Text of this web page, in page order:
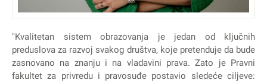
"Kvalitetan sistem obrazovanja je jedan od ključnih
preduslova za razvoj svakog društva, koje pretenduje da bude
zasnovano na znanju i na vladavini prava. Zato je Pravni
fakultet za privredu i pravosuđe postavio sledeće ciljeve: